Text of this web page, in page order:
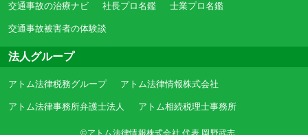
交通事故の治療ナビ 社長プロ名鑑 士業プロ名鑑
交通事故被害者の体験談
法人グループ
アトム法律税務グループ アトム法律情報株式会社
アトム法律事務所弁護士法人 アトム相続税理士事務所
©アトム法律情報株式会社 代表 岡野武志